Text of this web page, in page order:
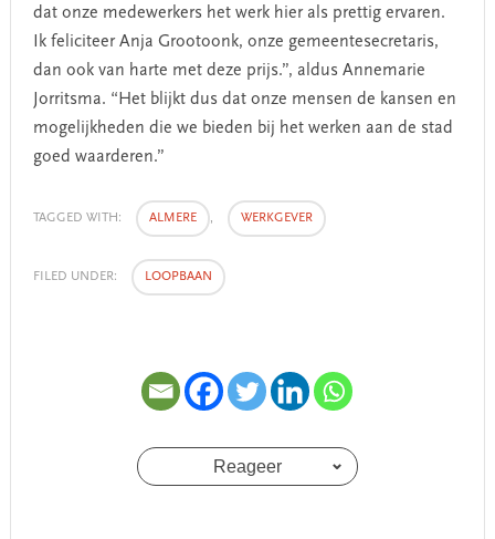
dat onze medewerkers het werk hier als prettig ervaren.
Ik feliciteer Anja Grootoonk, onze gemeentesecretaris,
dan ook van harte met deze prijs.”, aldus Annemarie
Jorritsma. “Het blijkt dus dat onze mensen de kansen en
mogelijkheden die we bieden bij het werken aan de stad
goed waarderen.”
TAGGED WITH: ALMERE , WERKGEVER
FILED UNDER: LOOPBAAN
Reageer